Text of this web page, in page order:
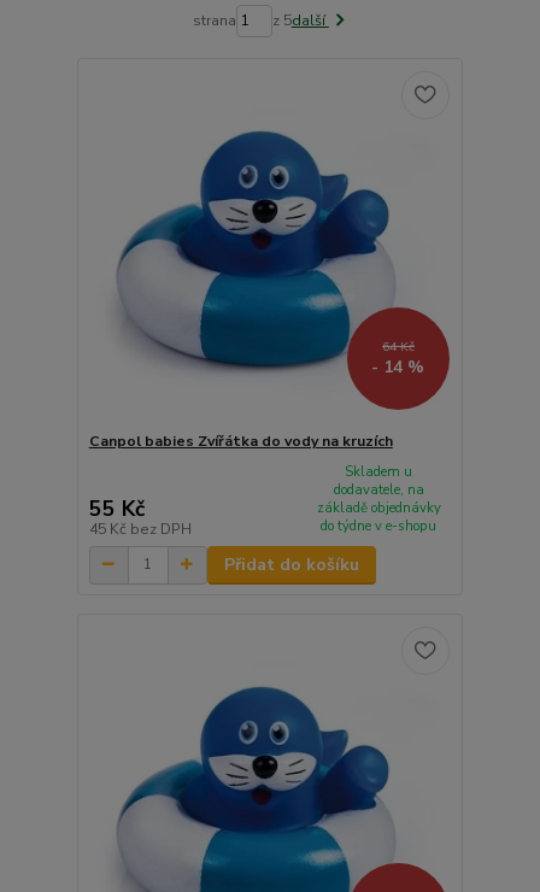
strana z 5další
64 Kč
- 14 %
Canpol babies Zvířátka do vody na kruzích
55 Kč
45 Kč bez DPH
Skladem u
dodavatele, na
základě objednávky
do týdne v e-shopu
Přidat do košíku